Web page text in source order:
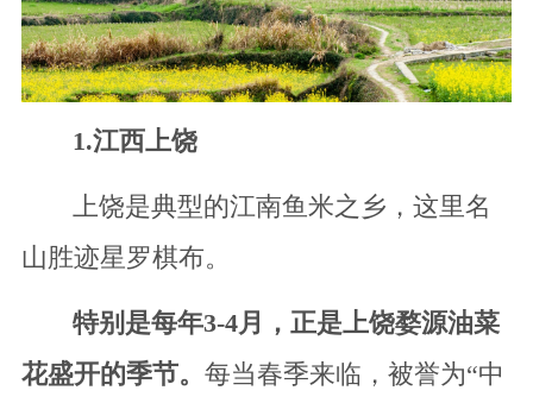
1.江西上饶
上饶是典型的江南鱼米之乡，这里名
山胜迹星罗棋布。
特别是每年3-4月，正是上饶婺源油菜
花盛开的季节。 每当春季来临，被誉为“中